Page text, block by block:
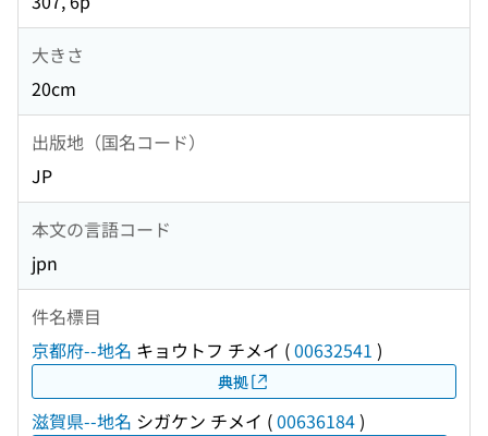
大きさ
20cm
出版地（国名コード）
JP
本文の言語コード
jpn
件名標目
京都府--地名 キョウトフ チメイ (00632541 )
典拠
滋賀県--地名 シガケン チメイ (00636184)